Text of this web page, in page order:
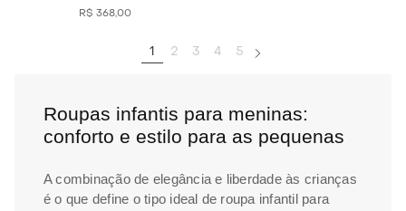
R$ 368,00
1 2 3 4 5
Roupas infantis para meninas:
conforto e estilo para as pequenas
A combinação de elegância e liberdade às crianças
é o que define o tipo ideal de roupa infantil para